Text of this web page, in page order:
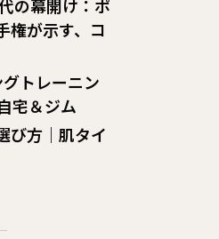
の幕開け：ポ
権が示す、コ
トレーニン
宅＆ジム
び方｜肌タイ